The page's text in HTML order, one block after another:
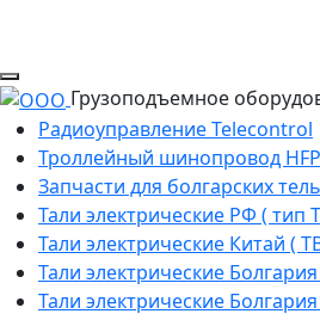
Грузоподъемное
Радиоуправление Telecontrol
Троллейный шинопровод HFP
Запчасти для болгарских
Тали электрические РФ ( тип
Тали электрические Китай (
Тали электрические
Тали электрические Болгария